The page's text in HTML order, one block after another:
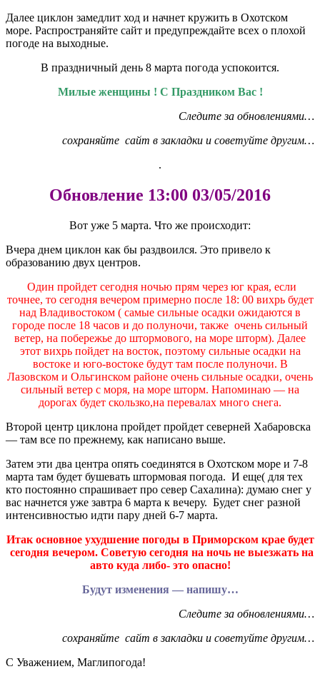
Далее циклон замедлит ход и начнет кружить в Охотском
море. Распространяйте сайт и предупреждайте всех о плохой
погоде на выходные.
В праздничный день 8 марта погода успокоится.
Милые женщины ! С Праздником Вас !
Следите за обновлениями…
сохраняйте сайт в закладки и советуйте другим…
.
Обновление 13:00 03/05/2016
Вот уже 5 марта. Что же происходит:
Вчера днем циклон как бы раздвоился. Это привело к
образованию двух центров.
Один пройдет сегодня ночью прям через юг края, если
точнее, то сегодня вечером примерно после 18: 00 вихрь будет
над Владивостоком ( самые сильные осадки ожидаются в
городе после 18 часов и до полуночи, также очень сильный
ветер, на побережье до штормового, на море шторм). Далее
этот вихрь пойдет на восток, поэтому сильные осадки на
востоке и юго-востоке будут там после полуночи. В
Лазовском и Ольгинском районе очень сильные осадки, очень
сильный ветер с моря, на море шторм. Напоминаю — на
дорогах будет скользко,на перевалах много снега.
Второй центр циклона пройдет пройдет северней Хабаровска
— там все по прежнему, как написано выше.
Затем эти два центра опять соединятся в Охотском море и 7-8
марта там будет бушевать штормовая погода. И еще( для тех
кто постоянно спрашивает про север Сахалина): думаю снег у
вас начнется уже завтра 6 марта к вечеру. Будет снег разной
интенсивностью идти пару дней 6-7 марта.
Итак основное ухудшение погоды в Приморском крае будет
сегодня вечером. Советую сегодня на ночь не выезжать на
авто куда либо- это опасно!
Будут изменения — напишу…
Следите за обновлениями…
сохраняйте сайт в закладки и советуйте другим…
С Уважением, Маглипогода!